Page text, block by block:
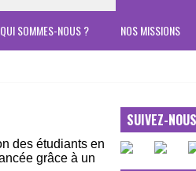
NOS MISSIONS
QUI SOMMES-NOUS ?
SUIVEZ-